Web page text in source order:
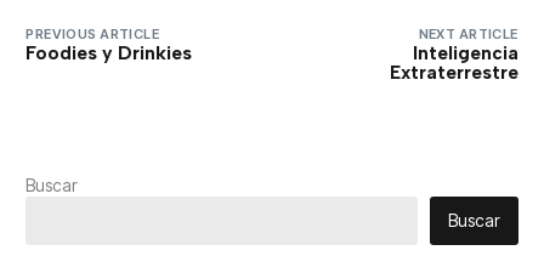
PREVIOUS ARTICLE
Foodies y Drinkies
NEXT ARTICLE
Inteligencia
Extraterrestre
Buscar
Buscar